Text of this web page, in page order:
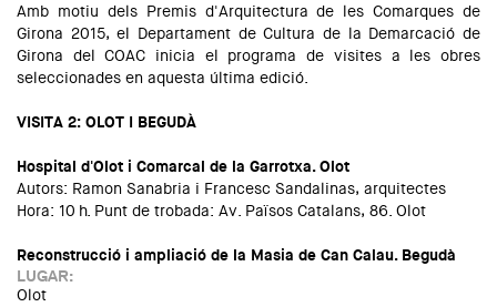
Amb motiu dels Premis d'Arquitectura de les Comarques de
Girona 2015, el Departament de Cultura de la Demarcació de
Girona del COAC inicia el programa de visites a les obres
seleccionades en aquesta última edició.
VISITA 2: OLOT I BEGUDÀ
Hospital d'Olot i Comarcal de la Garrotxa. Olot
Autors: Ramon Sanabria i Francesc Sandalinas, arquitectes
Hora: 10 h. Punt de trobada: Av. Països Catalans, 86. Olot
Reconstrucció i ampliació de la Masia de Can Calau. Begudà
LUGAR:
Olot